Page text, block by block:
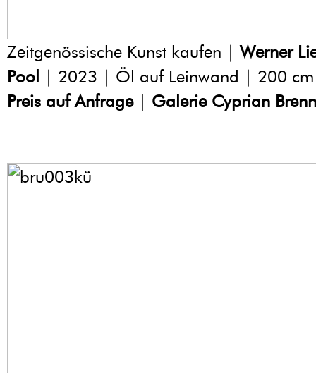
Zeitgenössische Kunst kaufen |Werner
Pool
| 2023 | Öl auf Leinwand | 200
Preis auf Anfrage | Galerie Cyprian